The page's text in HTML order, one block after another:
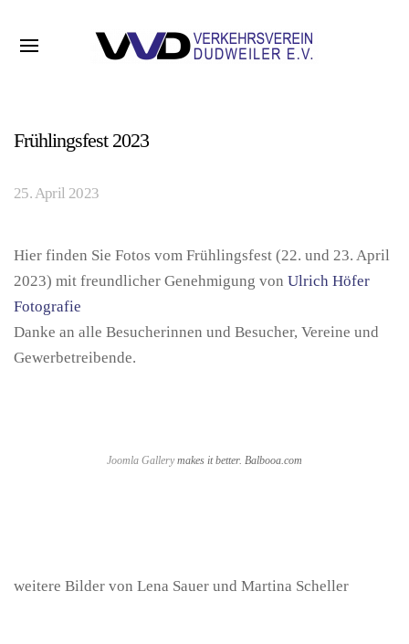
Frühlingsfest 2023
25. April 2023
Hier finden Sie Fotos vom Frühlingsfest (22. und 23. April
2023) mit freundlicher Genehmigung von Ulrich Höfer
Fotografie
Danke an alle Besucherinnen und Besucher, Vereine und
Gewerbetreibende.
Joomla Gallerymakes it better. Balbooa.com
weitere Bilder von Lena Sauer und Martina Scheller